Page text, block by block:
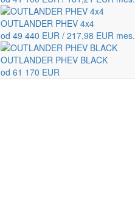
OUTLANDER PHEV 4x4
od 49 440 EUR / 217,98 EUR mes.
OUTLANDER PHEV BLACK
od 61 170 EUR